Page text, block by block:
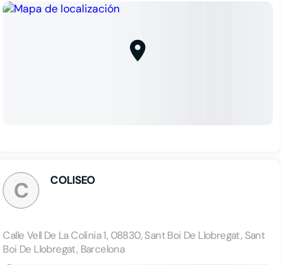
C COLISEO
Calle Vell De La Colinia 1, 08830, Sant Boi De Llobregat, Sant
Boi De Llobregat, Barcelona